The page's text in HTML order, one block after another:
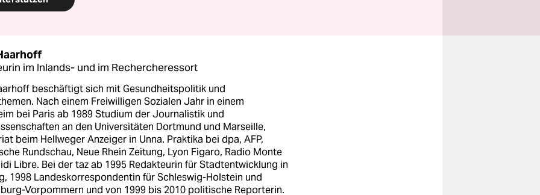
im Inlands- und im Rechercheressort
beschäftigt sich mit Gesundheitspolitik und
Nach einem Freiwilligen Sozialen Jahr in einem
bei Paris ab 1989 Studium der Journalistik und
an den Universitäten Dortmund und Marseille,
beim Hellweger Anzeiger in Unna. Praktika bei dpa, AFP,
Rundschau, Neue Rhein Zeitung, Lyon Figaro, Radio Monte
Libre. Bei der taz ab 1995 Redakteurin für Stadtentwicklung in
1998 Landeskorrespondentin für Schleswig-Holstein und
Vorpommern und von 1999 bis 2010 politische Reporterin.